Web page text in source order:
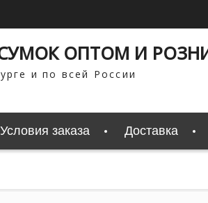
ОПТОМ И
и по всей России
Условия заказа Доставка